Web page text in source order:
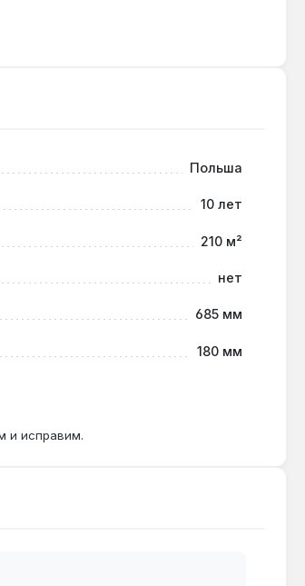
отопление. Производство —
Польша
10 лет
210 м²
нет
685 мм
180 мм
и исправим.